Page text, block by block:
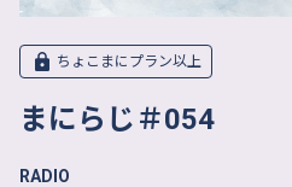
ちょこまにプラン以上
まにらじ＃054
RADIO